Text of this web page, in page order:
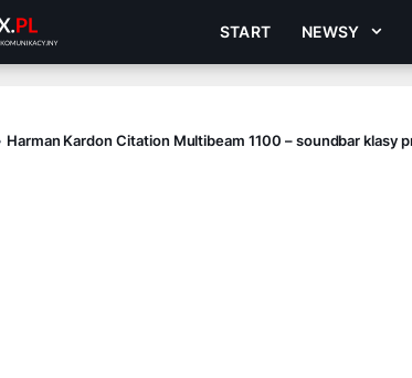
START NEWSY
Harman Kardon Citation Multibeam 1100 – soundbar klasy